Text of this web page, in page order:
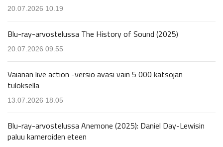
20.07.2026 10.19
Blu-ray-arvostelussa The History of Sound (2025)
20.07.2026 09.55
Vaianan live action -versio avasi vain 5 000 katsojan
tuloksella
13.07.2026 18.05
Blu-ray-arvostelussa Anemone (2025): Daniel Day-Lewisin
paluu kameroiden eteen